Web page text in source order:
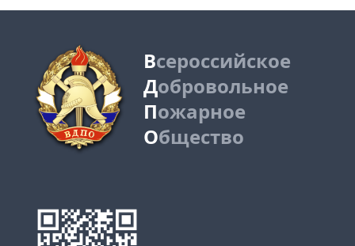
Всероссийское
Добровольное
Пожарное
Общество